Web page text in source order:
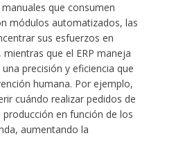
que consumen
módulos automatizados, las
sus esfuerzos en
que el ERP maneja
precisión y eficiencia que
humana. Por ejemplo,
cuándo realizar pedidos de
en función de los
aumentando la